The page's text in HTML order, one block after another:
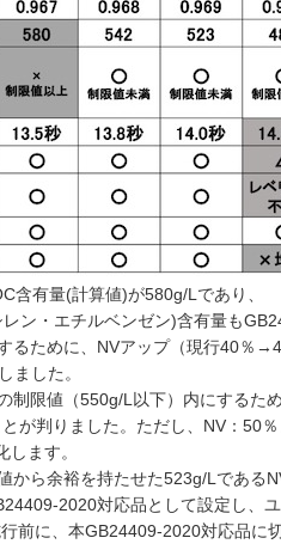
含有量(計算値)が580g/Lであり、
ン・エチルベンゼン)含有量も
るために、NVアップ（現行40％
ました。
限値（550g/L以下）内にするため
が判りました。 ただし、NV：50
ます。
から余裕を持たせた523g/Lである
2020対応品として設定し、
前に、本GB24409-2020対応品に